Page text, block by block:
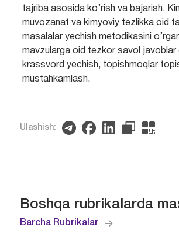
tajriba asosida ko’rish va bajarish.
muvozanat va kimyoviy tezlikka oid
masalalar yechish metodikasini
mavzularga oid tezkor savol javoblar
krassvord yechish, topishmoqlar
mustahkamlash.
Ulashish:
Boshqa rubrikalarda
Barcha Rubrikalar